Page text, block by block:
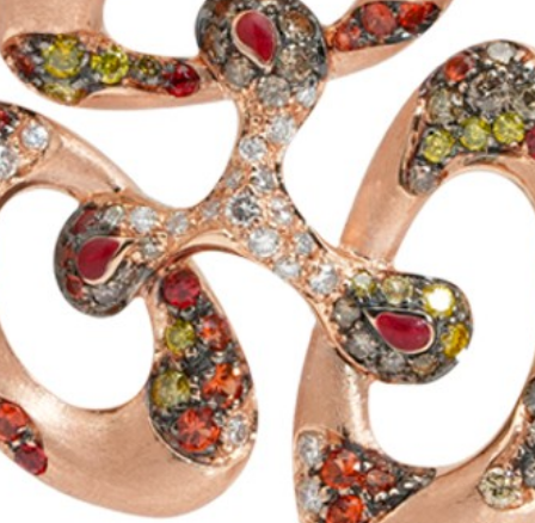
Play
Video